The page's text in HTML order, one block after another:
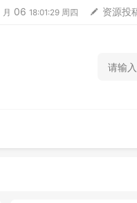
月 06 18:01:29 周四 资源投